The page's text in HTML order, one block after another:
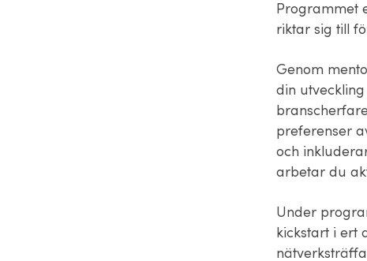
Programmet
riktar sig till
Genom
din
preferenser
och
arbetar du
Under
kickstart i ert